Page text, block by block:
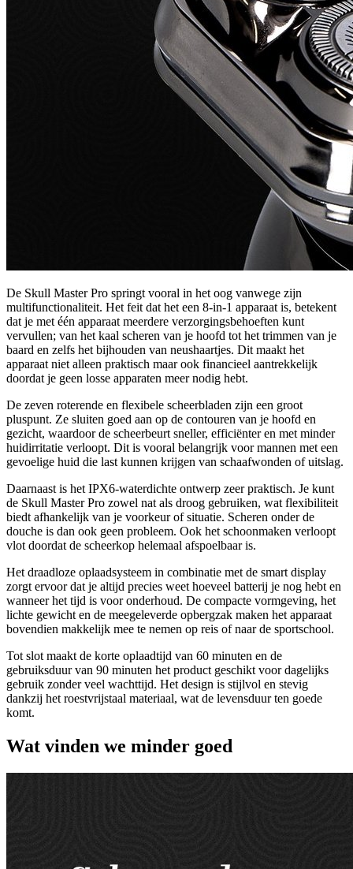
De Skull Master Pro springt vooral in het oog vanwege zijn
multifunctionaliteit. Het feit dat het een 8-in-1 apparaat is, betekent
dat je met één apparaat meerdere verzorgingsbehoeften kunt
vervullen; van het kaal scheren van je hoofd tot het trimmen van je
baard en zelfs het bijhouden van neushaartjes. Dit maakt het
apparaat niet alleen praktisch maar ook financieel aantrekkelijk
doordat je geen losse apparaten meer nodig hebt.
De zeven roterende en flexibele scheerbladen zijn een groot
pluspunt. Ze sluiten goed aan op de contouren van je hoofd en
gezicht, waardoor de scheerbeurt sneller, efficiënter en met minder
huidirritatie verloopt. Dit is vooral belangrijk voor mannen met een
gevoelige huid die last kunnen krijgen van schaafwonden of uitslag.
Daarnaast is het IPX6-waterdichte ontwerp zeer praktisch. Je kunt
de Skull Master Pro zowel nat als droog gebruiken, wat flexibiliteit
biedt afhankelijk van je voorkeur of situatie. Scheren onder de
douche is dan ook geen probleem. Ook het schoonmaken verloopt
vlot doordat de scheerkop helemaal afspoelbaar is.
Het draadloze oplaadsysteem in combinatie met de smart display
zorgt ervoor dat je altijd precies weet hoeveel batterij je nog hebt en
wanneer het tijd is voor onderhoud. De compacte vormgeving, het
lichte gewicht en de meegeleverde opbergzak maken het apparaat
bovendien makkelijk mee te nemen op reis of naar de sportschool.
Tot slot maakt de korte oplaadtijd van 60 minuten en de
gebruiksduur van 90 minuten het product geschikt voor dagelijks
gebruik zonder veel wachttijd. Het design is stijlvol en stevig
dankzij het roestvrijstaal materiaal, wat de levensduur ten goede
komt.
Wat vinden we minder goed